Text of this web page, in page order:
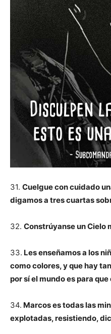
31. Cuelgue con cuidado
digamos a tres cuartas
32. Constrúyanse un Cielo
33. Les enseñamos a los
como colores, y que hay
por sí el mundo es para
34. Marcos es todas las
explotadas, resistiendo,